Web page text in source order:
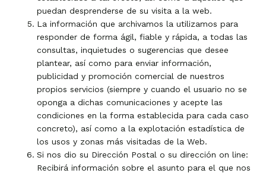
puedan desprenderse de su visita a la web.
La información que archivamos la utilizamos para
responder de forma ágil, fiable y rápida, a todas las
consultas, inquietudes o sugerencias que desee
plantear, así como para enviar información,
publicidad y promoción comercial de nuestros
propios servicios (siempre y cuando el usuario no se
oponga a dichas comunicaciones y acepte las
condiciones en la forma establecida para cada caso
concreto), así como a la explotación estadística de
los usos y zonas más visitadas de la Web.
Si nos dio su Dirección Postal o su dirección on line:
Recibirá información sobre el asunto para el que nos